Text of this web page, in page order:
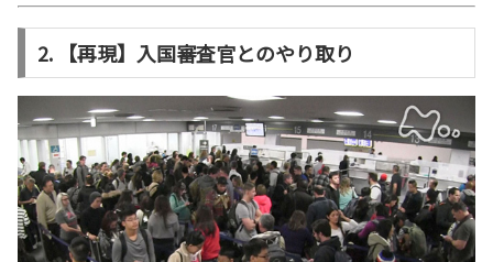
2. 【再現】入国審査官とのやり取り